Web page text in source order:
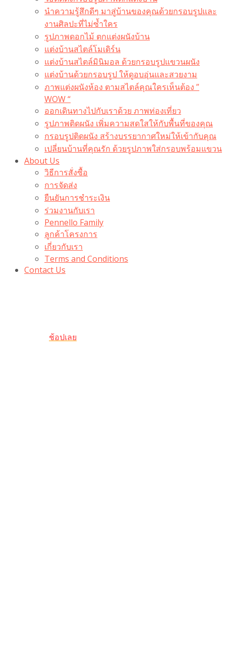
นำความรู้สึกดีๆ มาสู่บ้านของคุณด้วยกรอบรูปและ
งานศิลปะที่ไม่ซ้ำใคร
รูปภาพดอกไม้ ตกแต่งผนังบ้าน
แต่งบ้านสไตล์โมเดิร์น
แต่งบ้านสไตล์มินิมอล ด้วยกรอบรูปแขวนผนัง
แต่งบ้านด้วยกรอบรูป ให้ดูอบอุ่นและสวยงาม
ภาพแต่งผนังห้อง ตามสไตล์คุณใครเห็นต้อง ”
WOW “
ออกเดินทางไปกับเราด้วย ภาพท่องเที่ยว
รูปภาพติดผนัง เพิ่มความสดใสให้กับพื้นที่ของคุณ
กรอบรูปติดผนัง สร้างบรรยากาศใหม่ให้เข้ากับคุณ
เปลี่ยนบ้านที่คุณรัก ด้วยรูปภาพใส่กรอบพร้อมแขวน​
About Us
วิธีการสั่งซื้อ
การจัดส่ง
ยืนยันการชำระเงิน
ร่วมงานกับเรา
Pennello Family
ลูกค้าโครงการ
เกี่ยวกับเรา
Terms and Conditions
Contact Us
ช้อปเลย